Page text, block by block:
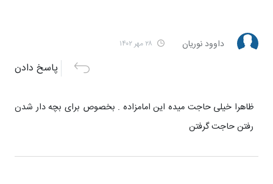
داوود نوریان ۲۸ مهر ۱۴۰۲
پاسخ دادن
ظاهرا خیلی حاجت میده این امامزاده . بخصوص برای بچه دار شدن
رفتن حاجت گرفتن